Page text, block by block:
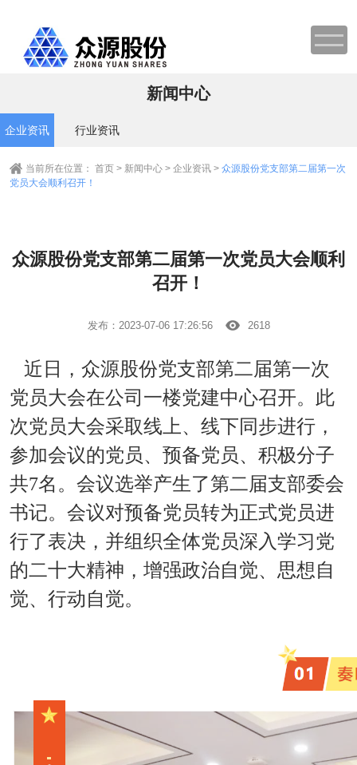
新闻中心
企业资讯 行业资讯
当前所在位置： 首页 > 新闻中心 > 企业资讯 > 众源股份党支部第二届第一次
党员大会顺利召开！
众源股份党支部第二届第一次党员大会顺利
召开！
发布：2023-07-06 17:26:56 2618
近日，众源股份党支部第二届第一次
党员大会在公司一楼党建中心召开。此
次党员大会采取线上、线下同步进行，
参加会议的党员、预备党员、积极分子
共7名。会议选举产生了第二届支部委会
书记。会议对预备党员转为正式党员进
行了表决，并组织全体党员深入学习党
的二十大精神，增强政治自觉、思想自
觉、行动自觉。